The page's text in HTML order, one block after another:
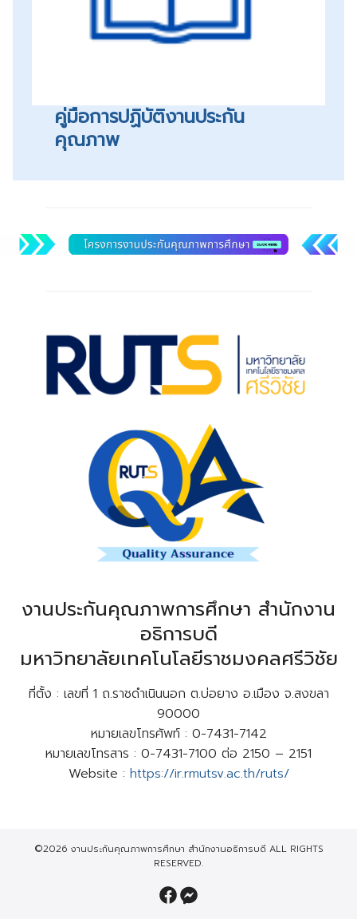
คู่มือการปฏิบัติงานประกัน
คุณภาพ
งานประกันคุณภาพการศึกษา สำนักงาน
อธิการบดี
มหาวิทยาลัยเทคโนโลยีราชมงคลศรีวิชัย
ที่ตั้ง : เลขที่ 1 ถ.ราชดำเนินนอก ต.บ่อยาง อ.เมือง จ.สงขลา
90000
หมายเลขโทรศัพท์ : 0-7431-7142
หมายเลขโทรสาร : 0-7431-7100 ต่อ 2150 – 2151
Website : https://ir.rmutsv.ac.th/ruts/
©2026 งานประกันคุณภาพการศึกษา สำนักงานอธิการบดี ALL RIGHTS
RESERVED.